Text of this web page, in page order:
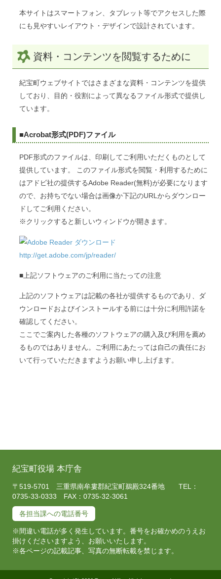
本サイトはスマートフォン、タブレット等でアクセスした際
にも見やすいレイアウト・デザインで設計されています。
資料・コンテンツを閲覧するために
紀宝町ウェブサイトではさまざまな資料・コンテンツを提供
しており、目的・役割によって異なるファイル形式で提供し
ています。
■Acrobat形式(PDF)ファイル
PDF形式のファイルは、印刷してご利用いただくものとして
提供しています。 このファイル形式を閲覧・利用するために
はアドビ社の提供するAdobe Reader(無料)が必要になります
ので、お持ちでない場合は画像か下記のURLからダウンロー
ドしてご利用ください。
※クリックすると新しいウィンドウが開きます。
http://get.adobe.com/jp/reader/
■上記ソフトウェアのご利用に当たっての注意
上記のソフトウェアは記載の各社が提供するものであり、ダ
ウンロードおよびインストールする前には十分に利用許諾を
確認してください。
ここでご案内した各種のソフトウェアの購入及び利用を薦め
るものではありません。ご利用にあたっては自己の責任にお
いて行っていただきますようお願い申し上げます。
紀宝町役場 本庁舎
〒519-5701 三重県南牟婁郡紀宝町鵜殿324番地 TEL：
0735-33-0333 FAX：0735-32-3061
各担当課への電話番号
※間違い電話が多く発生しています。番号をお確かめのうえお
掛けくださいますよう、お願いいたします。
※各ページの記載記事、写真の無断転載を禁じます。